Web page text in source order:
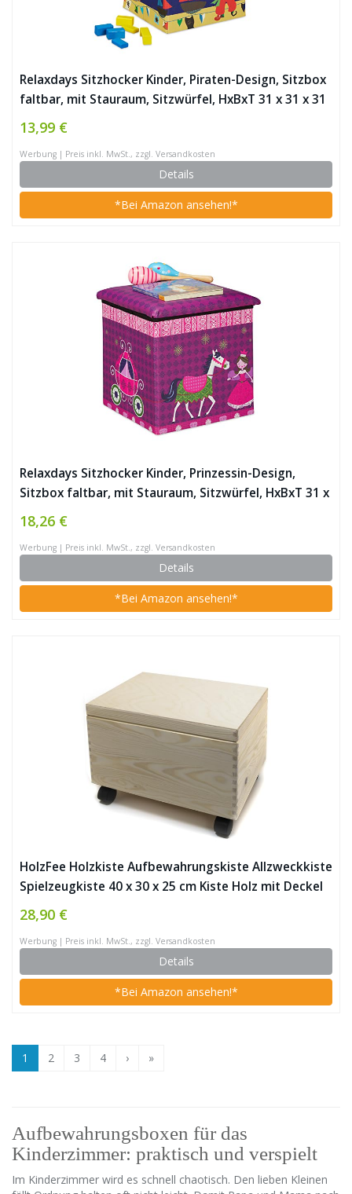
Relaxdays Sitzhocker Kinder, Piraten-Design, Sitzbox
faltbar, mit Stauraum, Sitzwürfel, HxBxT 31 x 31 x 31
cm, blau-gelb, 1 Stück
13,99 €
Werbung | Preis inkl. MwSt., zzgl. Versandkosten
Details
*Bei Amazon ansehen!*
Relaxdays Sitzhocker Kinder, Prinzessin-Design,
Sitzbox faltbar, mit Stauraum, Sitzwürfel, HxBxT 31 x
31 x 31 cm, lila
18,26 €
Werbung | Preis inkl. MwSt., zzgl. Versandkosten
Details
*Bei Amazon ansehen!*
HolzFee Holzkiste Aufbewahrungskiste Allzweckkiste
Spielzeugkiste 40 x 30 x 25 cm Kiste Holz mit Deckel
(mit Rollen)
28,90 €
Werbung | Preis inkl. MwSt., zzgl. Versandkosten
Details
*Bei Amazon ansehen!*
1 2 3 4 › »
Aufbewahrungsboxen für das
Kinderzimmer: praktisch und verspielt
Im Kinderzimmer wird es schnell chaotisch. Den lieben Kleinen